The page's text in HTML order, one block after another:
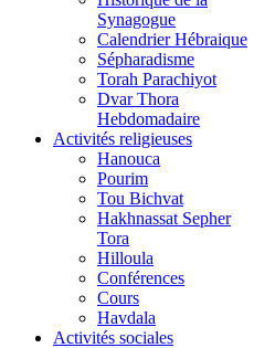
Synagogue
Calendrier Hébraique
Sépharadisme
Torah Parachiyot
Dvar Thora
Hebdomadaire
Activités religieuses
Hanouca
Pourim
Tou Bichvat
Hakhnassat Sepher
Tora
Hilloula
Conférences
Cours
Havdala
Activités sociales